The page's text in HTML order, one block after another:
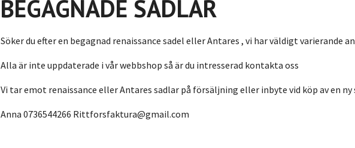
BEGAGNADE SADLAR
Söker du efter en begagnad renaissance sadel eller Antares , vi har väldigt varierande
Alla är inte uppdaterade i vår webbshop så är du intresserad kontakta oss
Vi tar emot renaissance eller Antares sadlar på försäljning eller inbyte vid köp av en ny
Anna 0736544266 Rittforsfaktura@gmail.com